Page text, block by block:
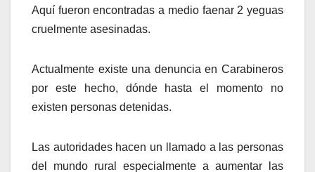
Aquí fueron encontradas a medio faenar 2 yeguas
cruelmente asesinadas.
Actualmente existe una denuncia en Carabineros
por este hecho, dónde hasta el momento no
existen personas detenidas.
Las autoridades hacen un llamado a las personas
del mundo rural especialmente a aumentar las